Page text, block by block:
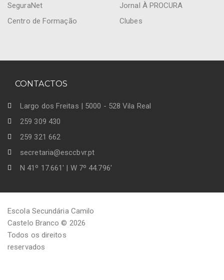
SeguraNet
Centro de Formação
Jornal À PROCURA
Clubes
CONTACTOS
Largo dos Freitas | 5000 - 528 Vila Real
259 309 430
259 321 662
secretaria@esccbvr.pt
N 41º 17.661' | W 7º 44.796'
Escola Secundária Camilo
Castelo Branco © 2026
Todos os direitos
reservados